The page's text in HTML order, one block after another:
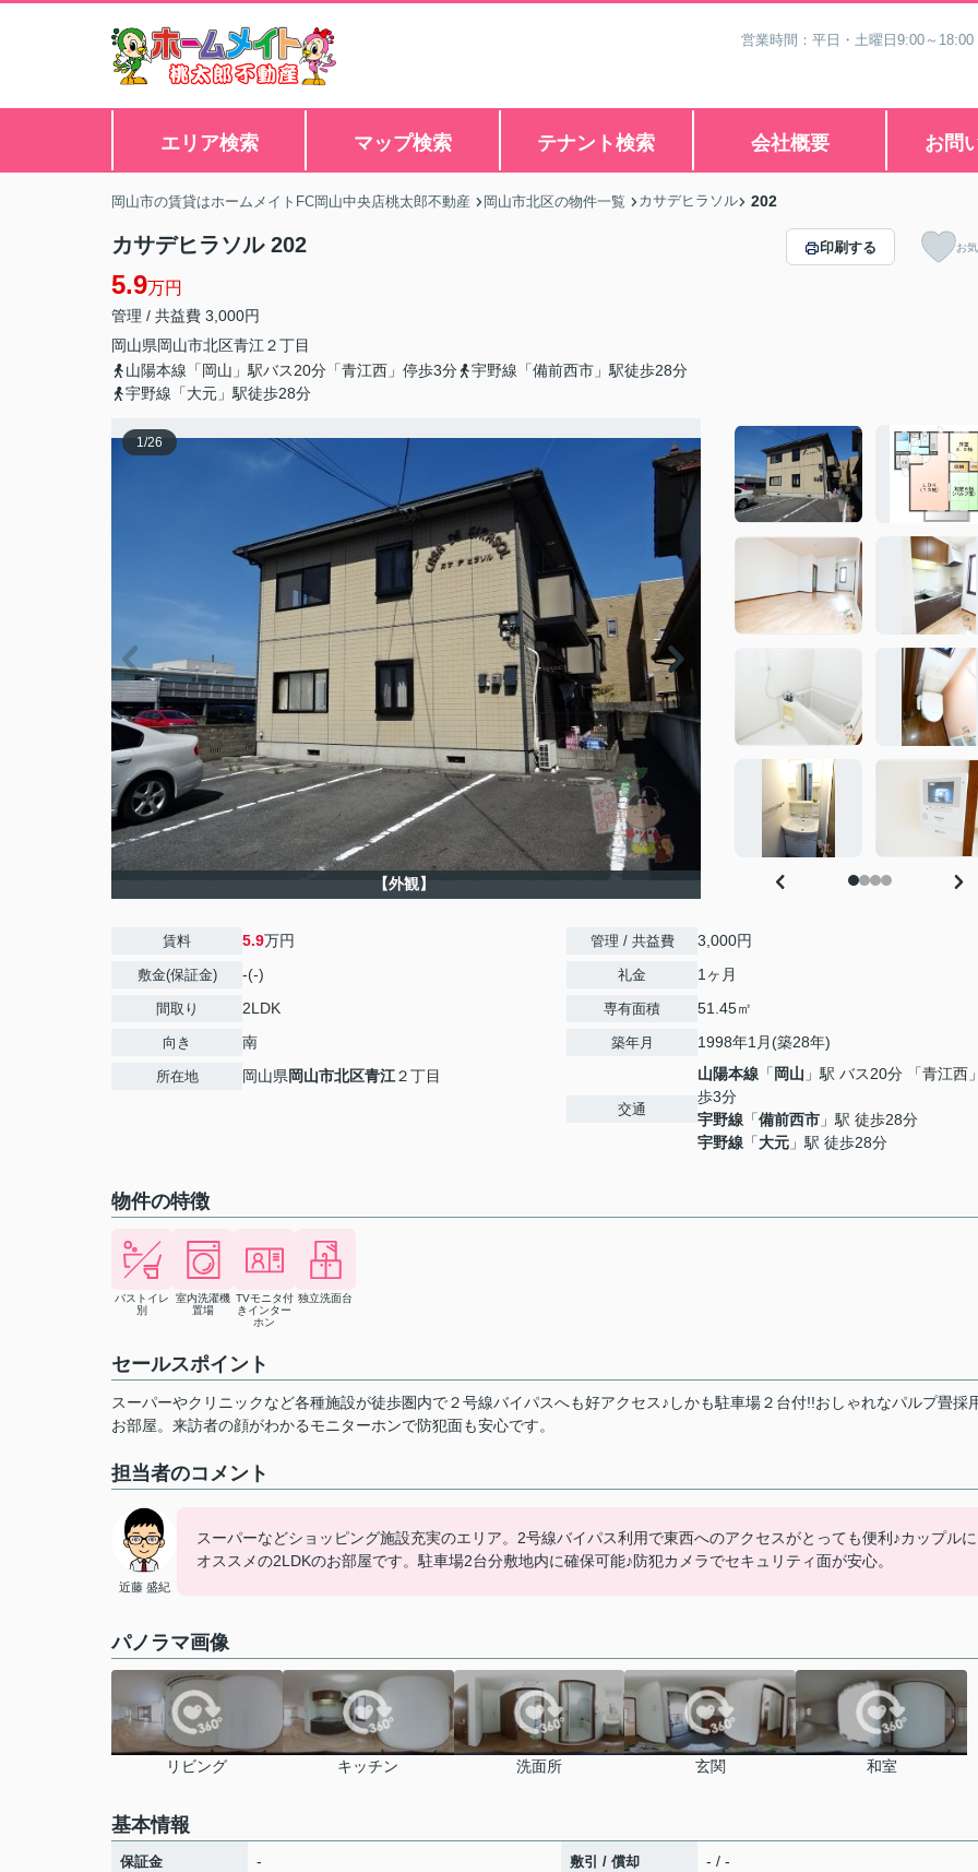
営業時間：平日・土曜日9:00～
エリア検索 マップ検索 テナント検索 会社概要 お問
岡山市の賃貸はホームメイトFC岡山中央店桃太郎不動産 岡山市北区の物件一覧 カサデヒラソル 202
カサデヒラソル 202
5.9万円
管理 / 共益費 3,000円
岡山県岡山市北区青江 ２丁目
山陽本線「岡山」駅バス20分「青江西」停歩3分
宇野線「備前西市」駅徒歩28分
宇野線「大元」駅徒歩28分
印刷する お
1/26
【外観】
賃料 5.9万円
敷金(保証金) -(-)
間取り 2LDK
向き 南
所在地 岡山県岡山市北区青江２丁目
管理 / 共益費 3,000円
礼金 1ヶ月
専有面積 51.45㎡
築年月 1998年1月(築28年)
交通
山陽本線 「 岡山 」駅 バス20分 「青江西
歩3分
宇野線 「備前西市 」駅 徒歩28分
宇野線 「大元 」駅 徒歩28分
物件の特徴
バストイレ
別
室内洗濯機
置場
TVモニタ付
きインター
ホン
独立洗面台
セールスポイント
スーパーやクリニックなど各種施設が徒歩圏内で２号線バイパスへも好アクセス♪しかも駐車場２台付!!おしゃれなパルプ畳採
お部屋。来訪者の顔がわかるモニターホンで防犯面も安心です。
担当者のコメント
近藤 盛紀
スーパーなどショッピング施設充実のエリア。2号線バイパス利用で東西へのアクセスがとっても便利♪カップルに
オススメの2LDKのお部屋です。駐車場2台分敷地内に確保可能♪防犯カメラでセキュリティ面が安心。
パノラマ画像
リビング キッチン 洗面所 玄関 和室
基本情報
保証金 - 敷引 / 償却 - / -